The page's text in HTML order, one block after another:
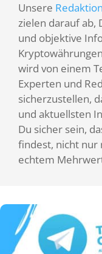
Unsere
zielen darauf ab,
und objektive
wird von einem
Experten und
sicherzustellen,
und aktuellsten
Du sicher sein,
findest, nicht nur
echtem